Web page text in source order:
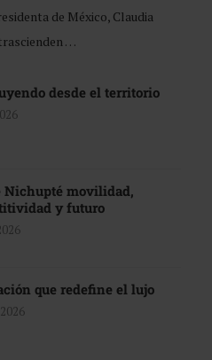
de México, Claudia
…
desde el territorio
Nichupté movilidad,
y futuro
que redefine el lujo